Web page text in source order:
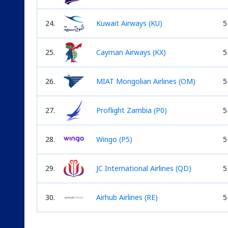
24. Kuwait Airways (KU) 5
25. Cayman Airways (KX) 5
26. MIAT Mongolian Airlines (OM) 5
27. Proflight Zambia (P0) 5
28. Wingo (P5) 5
29. JC International Airlines (QD) 5
30. Airhub Airlines (RE) 5